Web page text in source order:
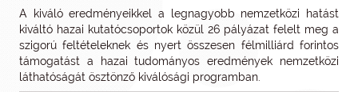
A kiváló eredményeikkel a legnagyobb nemzetközi hatást
kiváltó hazai kutatócsoportok közül 26 pályázat felelt meg a
szigorú feltételeknek és nyert összesen félmilliárd forintos
támogatást a hazai tudományos eredmények nemzetközi
láthatóságát ösztönző kiválósági programban.